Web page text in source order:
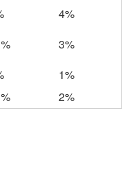
4%
3%
1%
2%